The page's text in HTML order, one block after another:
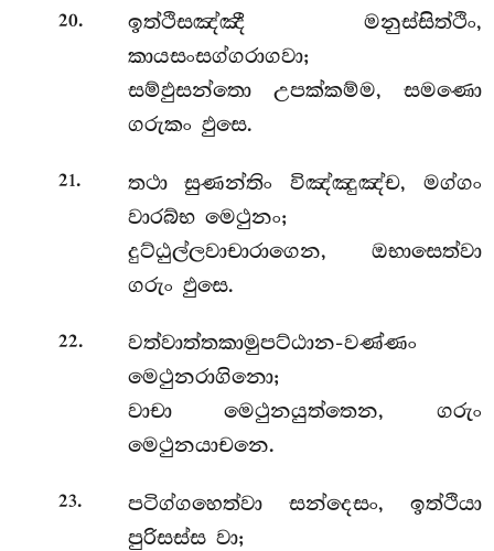
20. ඉත්ථිසඤ්ඤී මනුස්සිත්ථිං,
කායසංසග්ගරාගවා;
සම්ඵුසන්තො උපක්කම්ම, සමණො
ගරුකං ඵුසෙ.
21.
තථා සුණන්තිං විඤ්ඤුඤ්ච, මග්ගං
වාරබ්භ මෙථුනං;
දුට්ඨුල්ලවාචාරාගෙන, ඔභාසෙත්වා
ගරුං ඵුසෙ.
22.
වත්වාත්තකාමුපට්ඨාන-වණ්ණං
මෙථුනරාගිනො;
වාචා මෙථුනයුත්තෙන, ගරුං
මෙථුනයාචනෙ.
23.
පටිග්ගහෙත්වා සන්දෙසං, ඉත්ථියා
පුරිසස්ස වා;